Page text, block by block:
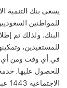
يسعى بنك التنمية
للمواطنين
البنك. ولذلك تم
للمستفيدين،
في أي وقت ومن أي
للحصول عليها.
الاجتماعية 1443 عبر إحدى الطرق التالية: